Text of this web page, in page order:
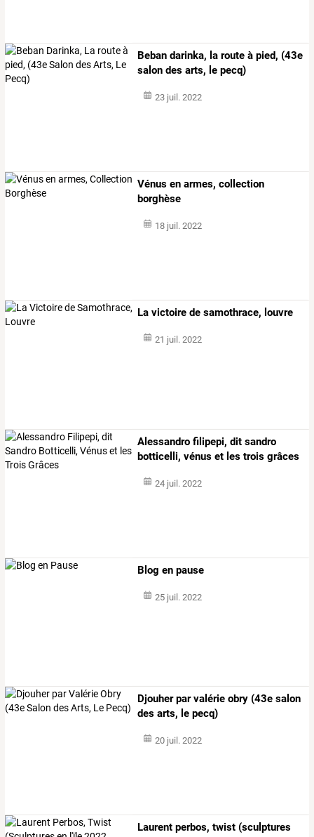
Beban darinka, la route à pied, (43e
salon des arts, le pecq)
23 juil. 2022
Vénus en armes, collection
borghèse
18 juil. 2022
La victoire de samothrace, louvre
21 juil. 2022
Alessandro filipepi, dit sandro
botticelli, vénus et les trois grâces
24 juil. 2022
Blog en pause
25 juil. 2022
Djouher par valérie obry (43e salon
des arts, le pecq)
20 juil. 2022
Laurent perbos, twist (sculptures